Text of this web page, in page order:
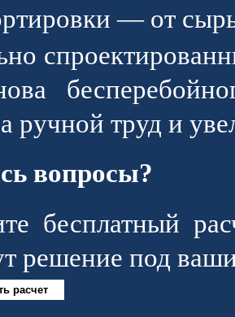
— от
ручной труд и
вопросы?
бесплатный
решение под